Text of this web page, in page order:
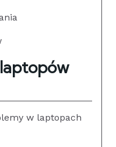
w laptopach